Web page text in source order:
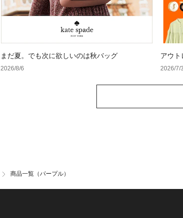
まだ夏。でも次に欲しいのは秋バッグ
2026/8/6
アウ
2026/7/3
商品一覧（パープル）